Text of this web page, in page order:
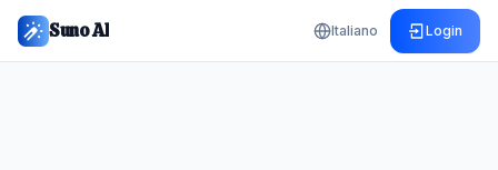
Suno AI Italiano Login